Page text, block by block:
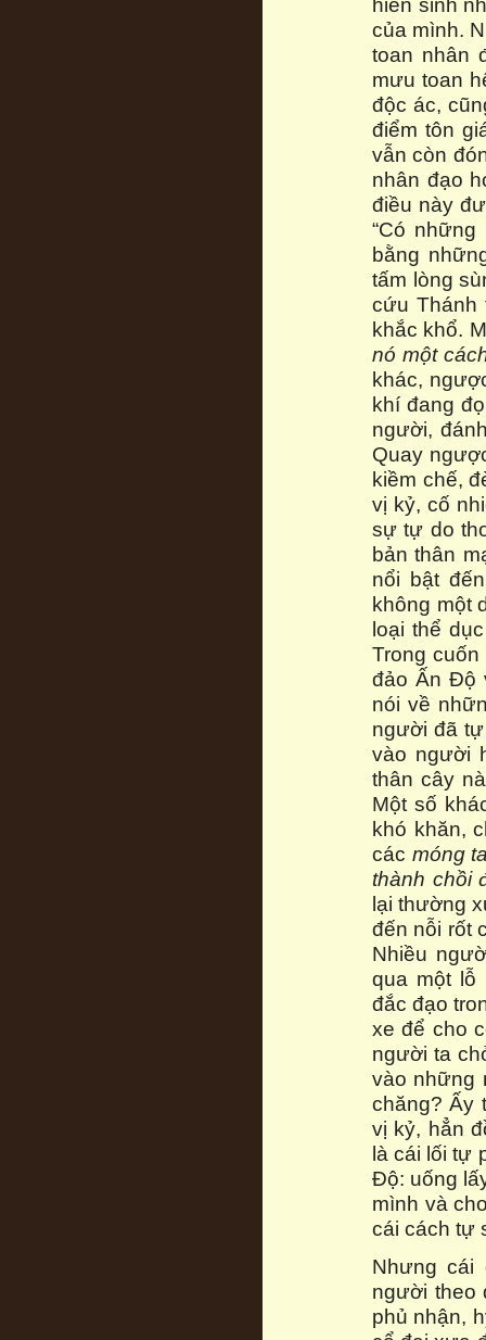
của mình.
toan nhân
mưu toan
độc ác,
điểm tôn
vẫn còn
nhân đạo
điều này
“Có
bằng
tấm lòng
cứu Thánh
khắc khổ.
nó một
khác,
khí đang
người,
Quay
kiềm chế,
vị kỷ, cố
sự tự do
bản thân
nổi bật
không một
loại thể
Trong
đảo Ấn Độ
nói về
người đã
vào người
thân cây
Một số
khó khăn,
các móng
thành chồi
lại thường
đến nỗi rốt
Nhiều
qua một lỗ
đắc đạo
xe để cho
người ta
vào những
chăng? Ấy
vị kỷ, hẳn
là cái lối tự
Độ: uống
mình và
cái cách tự
Nhưng cái
người theo
phủ nhận,